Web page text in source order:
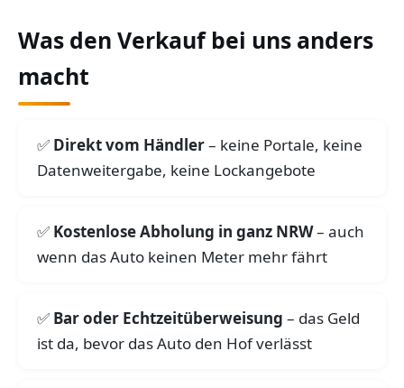
Was den Verkauf bei uns anders
macht
Direkt vom Händler– keine Portale, keine
Datenweitergabe, keine Lockangebote
Kostenlose Abholung in ganz NRW– auch
wenn das Auto keinen Meter mehr fährt
Bar oder Echtzeitüberweisung – das Geld
ist da, bevor das Auto den Hof verlässt